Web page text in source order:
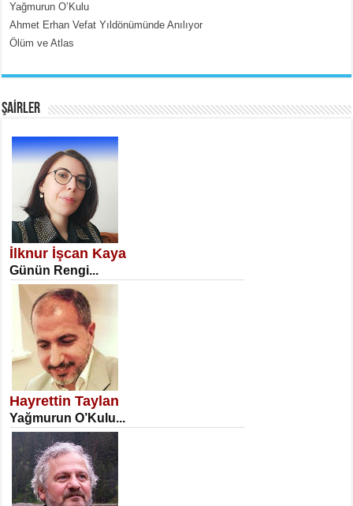
SATILMIŞ ÜMİT ÇETİNKAYA
Erkenlik...
NECLA DİLEK ARSLAN
Öğretmenler Günü Mahkemesi...
Yağmurun O’Kulu
Ahmet Erhan Vefat Yıldönümünde Anılıyor
Ölüm ve Atlas
ŞAİRLER
İlknur İşcan Kaya
Günün Rengi...
Hayrettin Taylan
Yağmurun O’Kulu...